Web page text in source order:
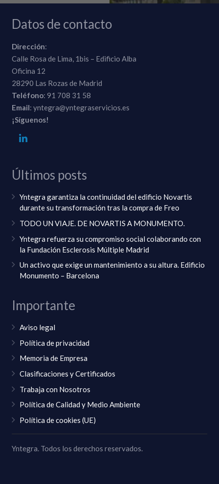
Datos de contacto
Dirección:
Calle Rosa de Lima, 1bis – Edificio Alba
Oficina 12
28290 Las Rozas de Madrid
Teléfono: 91 708 31 58
Email: yntegra@yntegraservicios.es
¡Síguenos!
Últimos posts
Yntegra garantiza la continuidad del edificio Novartis
durante su transformación tras la compra de Freo
TODO UN VIAJE. DE NOVARTIS A MONUMENTO.
Yntegra refuerza su compromiso social colaborando con
la Fundación Esclerosis Múltiple Madrid
Un activo que exige un mantenimiento a su altura. Edificio
Monumento – Barcelona
Importante
Aviso legal
Política de privacidad
Memoria de Empresa
Clasificaciones y Certificados
Trabaja con Nosotros
Política de Calidad y Medio Ambiente
Política de cookies (UE)
Yntegra. Todos los derechos reservados.